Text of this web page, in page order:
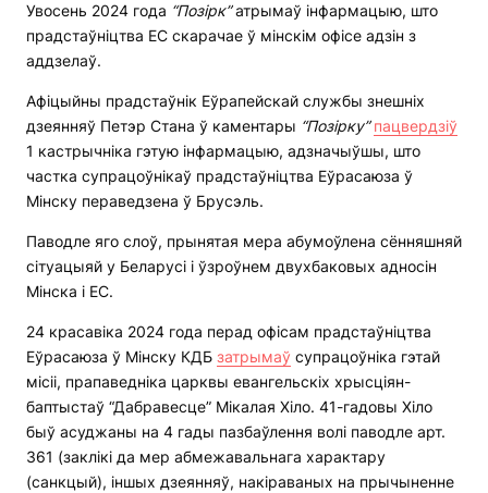
Увосень 2024 года “Позірк”атрымаў інфармацыю, што
прадстаўніцтва ЕС скарачае ў мінскім офісе адзін з
аддзелаў.
Афіцыйны прадстаўнік Еўрапейскай службы знешніх
дзеянняў Петэр Стана ў каментары “Позірку” пацвердзіў
1 кастрычніка гэтую інфармацыю, адзначыўшы, што
частка супрацоўнікаў прадстаўніцтва Еўрасаюза ў
Мінску пераведзена ў Брусэль.
Паводле яго слоў, прынятая мера абумоўлена сённяшняй
сітуацыяй у Беларусі і ўзроўнем двухбаковых адносін
Мінска і ЕС.
24 красавіка 2024 года перад офісам прадстаўніцтва
Еўрасаюза ў Мінску КДБ затрымаў супрацоўніка гэтай
місіі, прапаведніка царквы евангельскіх хрысціян-
баптыстаў “Дабравесце” Мікалая Хіло. 41-гадовы Хіло
быў асуджаны на 4 гады пазбаўлення волі паводле арт.
361 (заклікі да мер абмежавальнага характару
(санкцый), іншых дзеянняў, накіраваных на прычыненне